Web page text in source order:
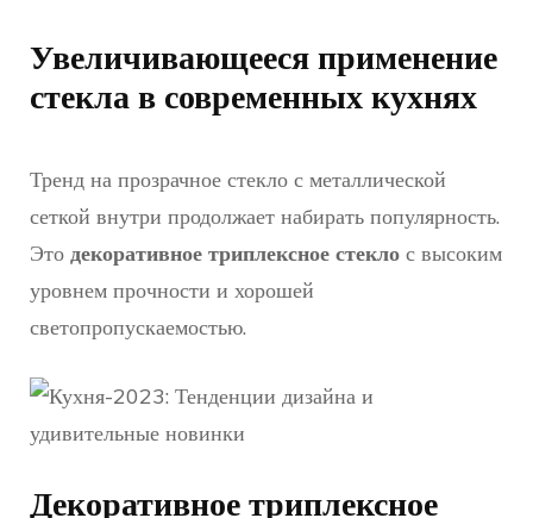
Увеличивающееся применение
стекла в современных кухнях
Тренд на прозрачное стекло с металлической
сеткой внутри продолжает набирать популярность.
Это декоративное триплексное стекло с высоким
уровнем прочности и хорошей
светопропускаемостью.
Декоративное триплексное